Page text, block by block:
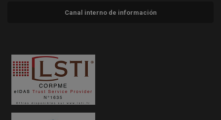
Canal interno de información